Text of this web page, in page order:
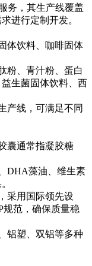
务，其生产线覆盖
进行定制开发。
体饮料、咖啡固体
粉、青汁粉、蛋白
生菌固体饮料、西
产线，可满足不同
囊通常指凝胶糖
DHA藻油、维生素
采用国际领先设
规范，确保质量稳
铝塑、双铝等多种